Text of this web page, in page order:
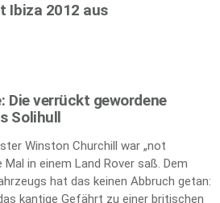
Ibiza 2012 aus
Die verrückt gewordene
Solihull
Winston Churchill war „not
in einem Land Rover saß. Dem
hat das keinen Abbruch getan:
kantige Gefährt zu einer britischen